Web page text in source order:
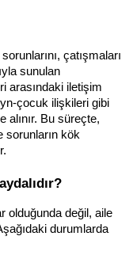
çatışmaları
sunulan
arasındaki iletişim
çocuk ilişkileri gibi
alınır. Bu süreçte,
sorunların kök
olduğunda değil, aile
durumlarda